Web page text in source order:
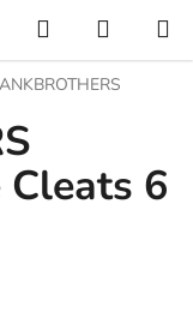
Hledat
KOŠÍK
Cleats 6